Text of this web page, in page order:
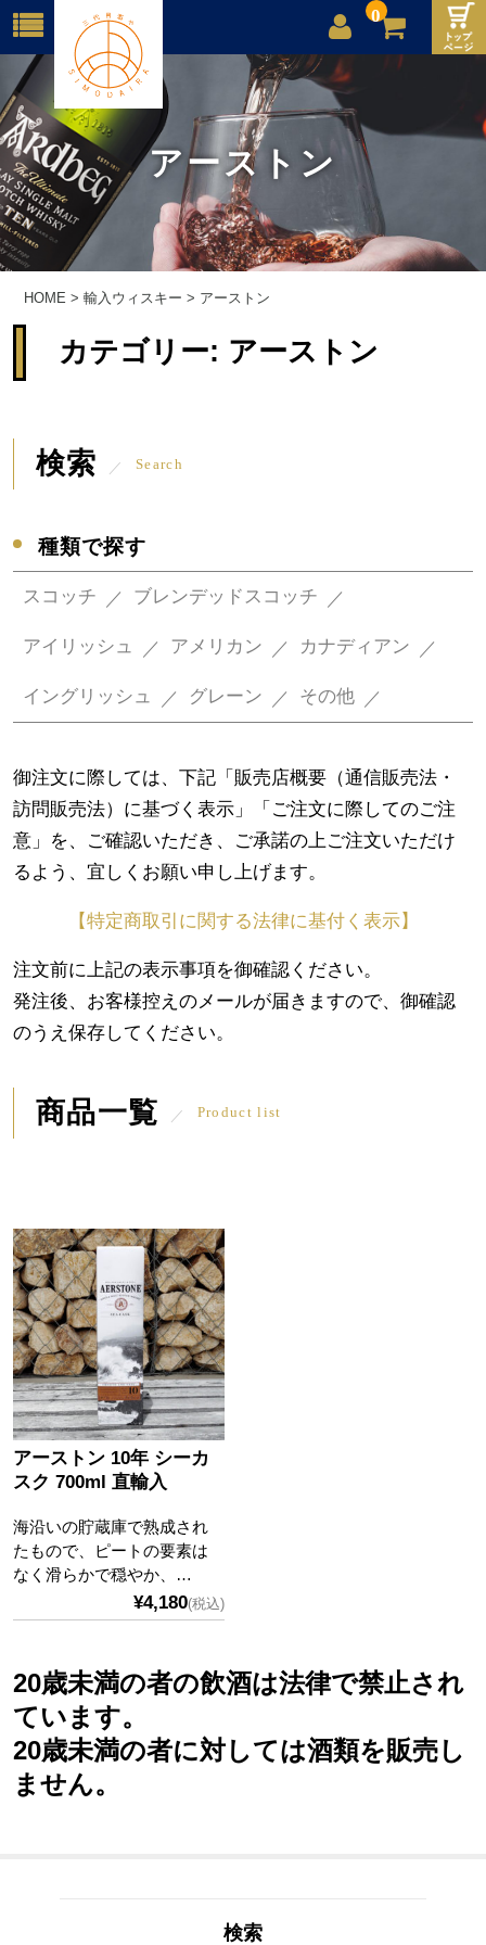
0
店舗案内
ご利用案内
送料
お問合せ
アーストン
HOME >輸入ウィスキー > アーストン
カテゴリー: アーストン
検索 Search
種類で探す
スコッチ ブレンデッドスコッチ
アイリッシュ アメリカン カナディアン
イングリッシュ グレーン その他
御注文に際しては、下記「販売店概要（通信販売法・
訪問販売法）に基づく表示」「ご注文に際してのご注
意」を、ご確認いただき、ご承諾の上ご注文いただけ
るよう、宜しくお願い申し上げます。
【特定商取引に関する法律に基付く表示】
注文前に上記の表示事項を御確認ください。
発注後、お客様控えのメールが届きますので、御確認
のうえ保存してください。
商品一覧 Product list
アーストン 10年 シーカ
スク 700ml 直輸入
海沿いの貯蔵庫で熟成され
たもので、ピートの要素は
なく滑らかで穏やか、…
¥4,180(税込)
20歳未満の者の飲酒は法律で禁止され
ています。
20歳未満の者に対しては酒類を販売し
ません。
検索